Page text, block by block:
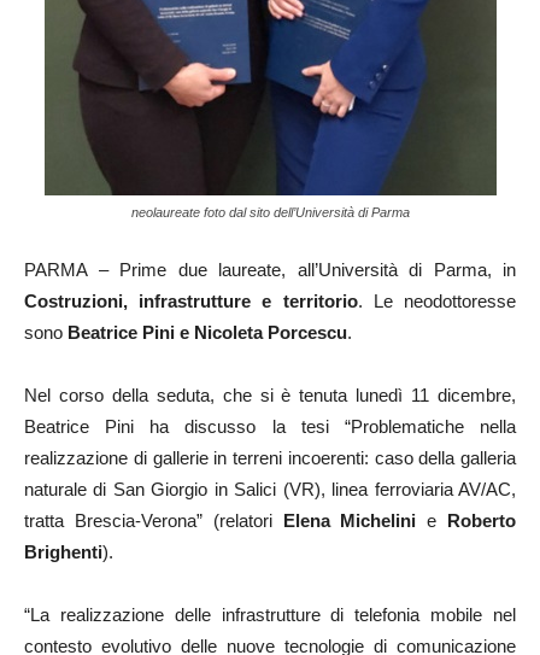
neolaureate foto dal sito dell’Università di Parma
PARMA – Prime due laureate, all’Università di Parma, in
Costruzioni, infrastrutture e territorio. Le neodottoresse
sono Beatrice Pini e Nicoleta Porcescu.
Nel corso della seduta, che si è tenuta lunedì 11 dicembre,
Beatrice Pini ha discusso la tesi “Problematiche nella
realizzazione di gallerie in terreni incoerenti: caso della galleria
naturale di San Giorgio in Salici (VR), linea ferroviaria AV/AC,
tratta Brescia-Verona” (relatori Elena Michelini e Roberto
Brighenti).
“La realizzazione delle infrastrutture di telefonia mobile nel
contesto evolutivo delle nuove tecnologie di comunicazione